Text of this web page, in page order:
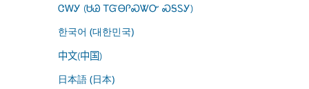
ᏣᎳᎩ (ᏌᏊ ᎢᏳᎾᎵᏍᏔᏅ ᏍᎦᏚᎩ)
한국어 (대한민국)
中文(中国)
日本語 (日本)